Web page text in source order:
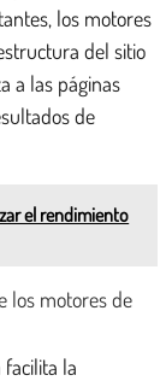
los motores
del sitio
a las páginas
de
el rendimiento
los motores de
la